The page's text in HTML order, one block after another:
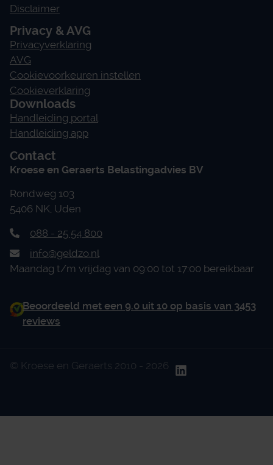
Disclaimer
Privacy & AVG
Privacyverklaring
AVG
Cookievoorkeuren instellen
Cookieverklaring
Downloads
Handleiding portal
Handleiding app
Contact
Kroese en Geraerts Belastingadvies BV
Rondweg 103
5406 NK, Uden
088 - 25 54 800
info@geldzo.nl
Maandag t/m vrijdag van 09:00 tot 17:00 bereikbaar
Beoordeeld met een 9.0 uit 10 op basis van 3453
reviews
© Kroese en Geraerts 2010 - 2026